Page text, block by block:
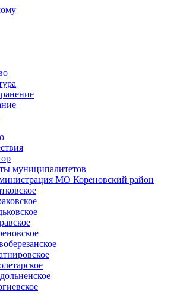
муниципалитетов
МО Кореновский район